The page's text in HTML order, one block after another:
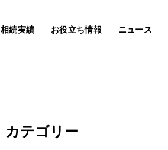
相続実績 お役立ち情報 ニュース
カテゴリー